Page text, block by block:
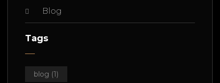
Blog
Tags
blog (1)